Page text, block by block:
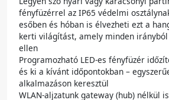
fényfüzérrel az IP65 védelmi
esőben és hóban is élvezheti ezt a
kerti világítást, amely minden
ellen
Programozható LED-es fényfüzér
és ki a kívánt időpontokban –
alkalmazáson keresztül
WLAN-aljzatunk gateway (hub) nélkül